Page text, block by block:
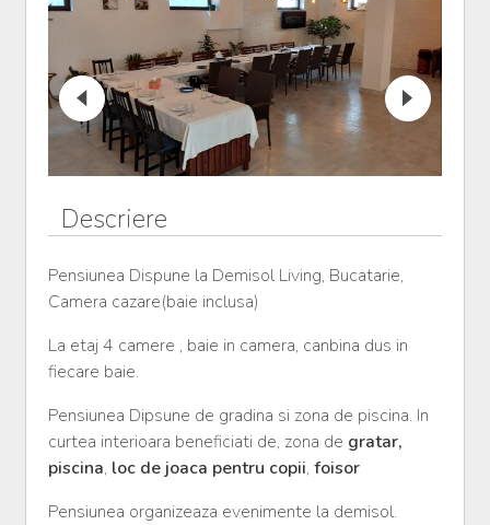
Descriere
Pensiunea Dispune la Demisol Living, Bucatarie,
Camera cazare(baie inclusa)
La etaj 4 camere , baie in camera, canbina dus in
fiecare baie.
Pensiunea Dipsune de gradina si zona de piscina. In
curtea interioara beneficiati de, zona de gratar,
piscina, loc de joaca pentru copii, foisor
Pensiunea organizeaza evenimente la demisol.